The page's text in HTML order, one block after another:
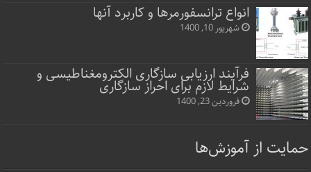
انواع ترانسفورمرها و کاربرد آنها
شهریور 10, 1400
فرآیند ارزیابی سازگاری الکترومغناطیسی و
شرایط لازم برای احراز سازگاری
فروردین 23, 1400
حمایت از آموزش‌ها